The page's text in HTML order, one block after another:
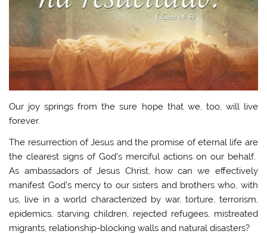
Our joy springs from the sure hope that we, too, will live
forever.
The resurrection of Jesus and the promise of eternal life are
the clearest signs of God’s merciful actions on our behalf.
As ambassadors of Jesus Christ, how can we effectively
manifest God’s mercy to our sisters and brothers who, with
us, live in a world characterized by war, torture, terrorism,
epidemics, starving children, rejected refugees, mistreated
migrants, relationship-blocking walls and natural disasters?